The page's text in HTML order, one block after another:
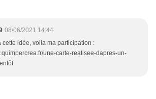
08/06/2021 14:44
cette idée, voila ma participation :
une-carte-realisee-dapres-un-